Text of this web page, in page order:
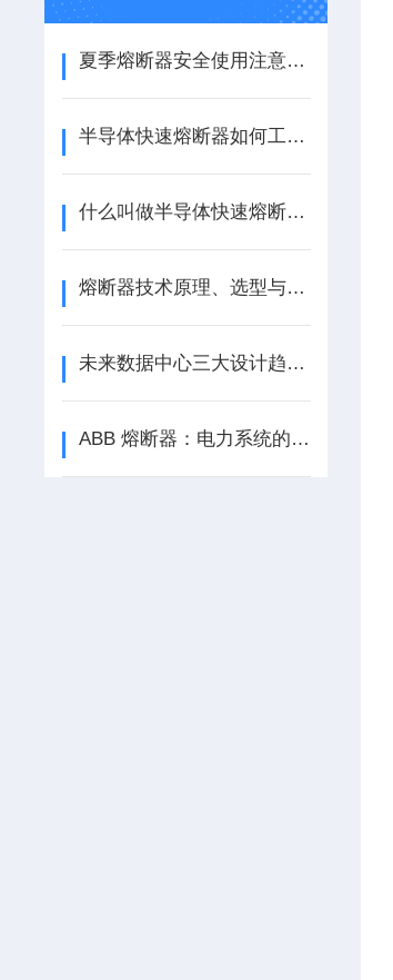
夏季熔断器安全使用注意事项
半导体快速熔断器如何工作？
什么叫做半导体快速熔断器？
熔断器技术原理、选型与新能源应用探析
未来数据中心三大设计趋势：模块化、直流化、支持AI规模化应用
ABB 熔断器：电力系统的安全卫士，江苏芯钻时代电子科技有限公司专业供应